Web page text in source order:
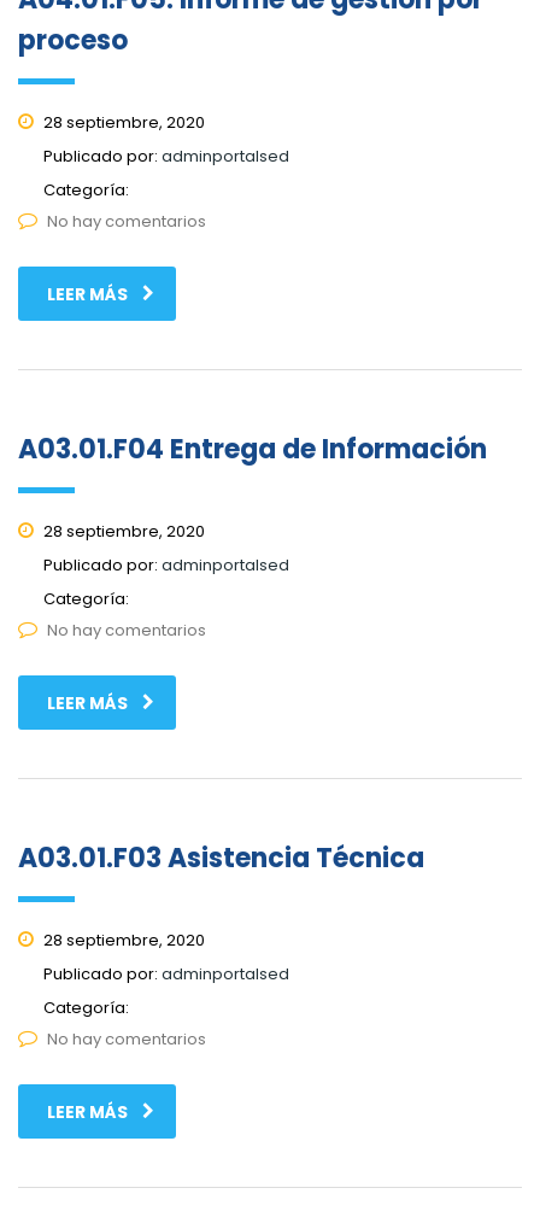
proceso
28 septiembre, 2020
Publicado por: adminportalsed
Categoría:
No hay comentarios
LEER MÁS
A03.01.F04 Entrega de Información
28 septiembre, 2020
Publicado por: adminportalsed
Categoría:
No hay comentarios
LEER MÁS
A03.01.F03 Asistencia Técnica
28 septiembre, 2020
Publicado por: adminportalsed
Categoría:
No hay comentarios
LEER MÁS